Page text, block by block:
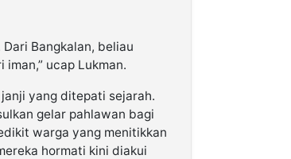
Bangkalan, beliau
ucap Lukman.
yang ditepati sejarah.
gelar pahlawan bagi
warga yang menitikkan
hormati kini diakui